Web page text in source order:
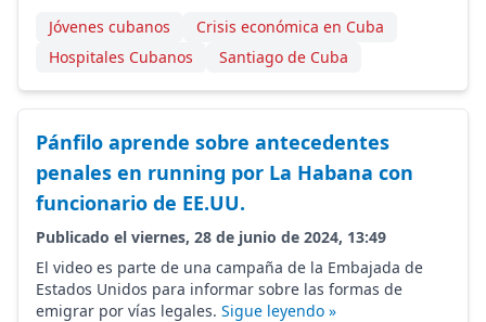
Jóvenes cubanos
Crisis económica en Cuba
Hospitales Cubanos
Santiago de Cuba
Pánfilo aprende sobre antecedentes
penales en running por La Habana con
funcionario de EE.UU.
Publicado el viernes, 28 de junio de 2024, 13:49
El video es parte de una campaña de la Embajada de
Estados Unidos para informar sobre las formas de
emigrar por vías legales. Sigue leyendo »